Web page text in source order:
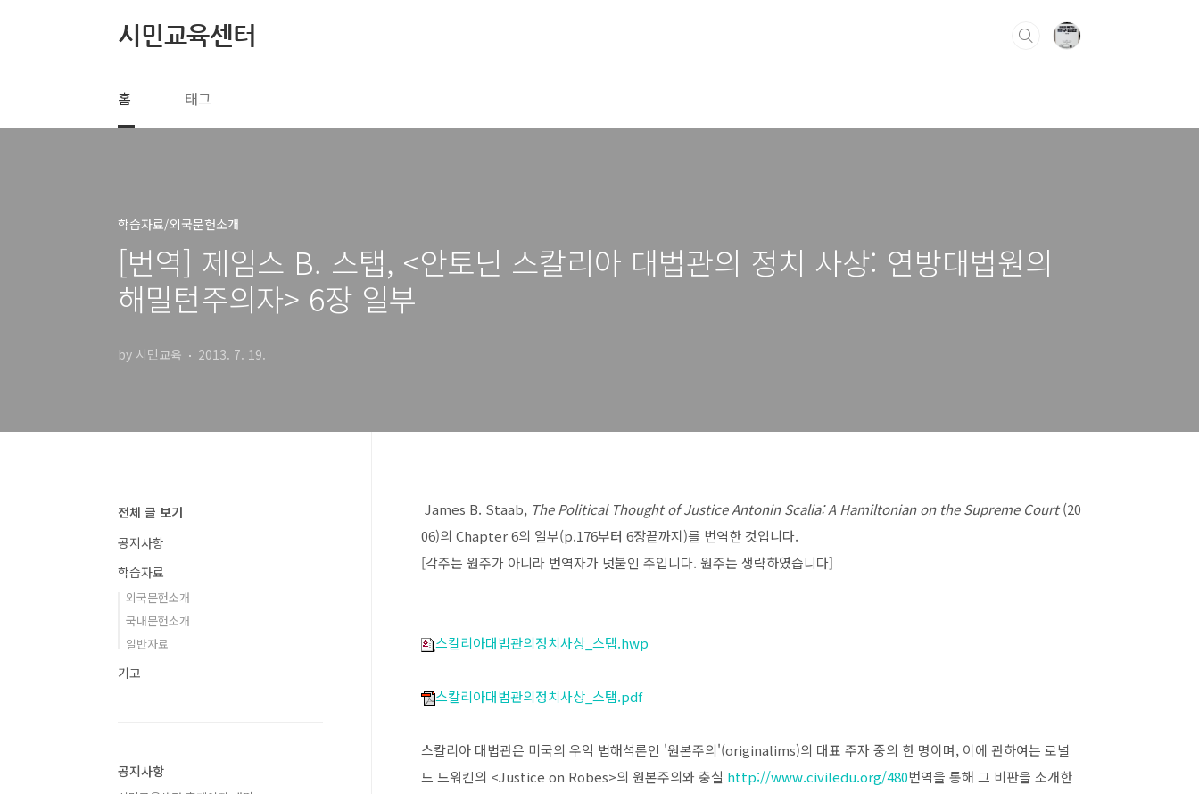
시민교육센터
홈 태그
학습자료/외국문헌소개
[번역] 제임스 B. 스탭, <안토닌 스칼리아 대법관의 정치 사상: 연방대법원의
해밀턴주의자> 6장 일부
by 시민교육 2013. 7. 19.
James B. Staab, The Political Thought of Justice Antonin Scalia: A Hamiltonian on the Supreme Court(20
06)의 Chapter 6의 일부(p.176부터 6장끝까지)를 번역한 것입니다.
[각주는 원주가 아니라 번역자가 덧붙인 주입니다. 원주는 생략하였습니다]
스칼리아대법관의정치사상_스탭.hwp
스칼리아대법관의정치사상_스탭.pdf
스칼리아 대법관은 미국의 우익 법해석론인 '원본주의'(originalims)의 대표 주자 중의 한 명이며, 이에 관하여는 로널
드 드워킨의 <Justice on Robes>의 원본주의와 충실 http://www.civiledu.org/480번역을 통해 그 비판을 소개한
전체 글 보기
공지사항
학습자료
외국문헌소개
국내문헌소개
일반자료
기고
공지사항